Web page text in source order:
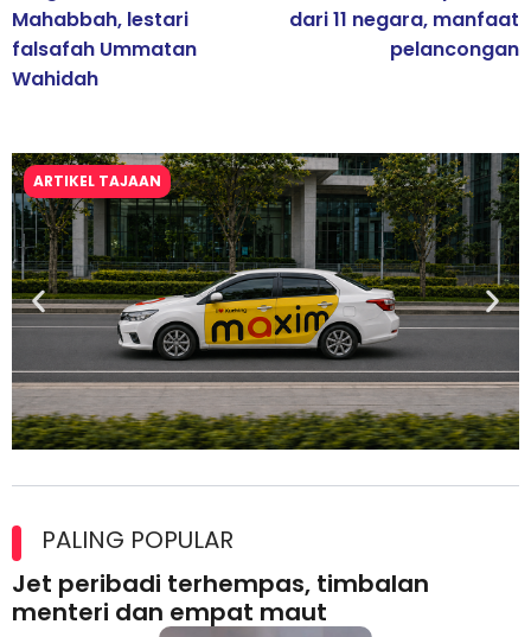
Mahabbah, lestari
falsafah Ummatan
Wahidah
dari 11 negara, manfaat
pelancongan
ARTIKEL TAJAAN
lesen separuh pertama 2026
PALING POPULAR
Jet peribadi terhempas, timbalan
menteri dan empat maut